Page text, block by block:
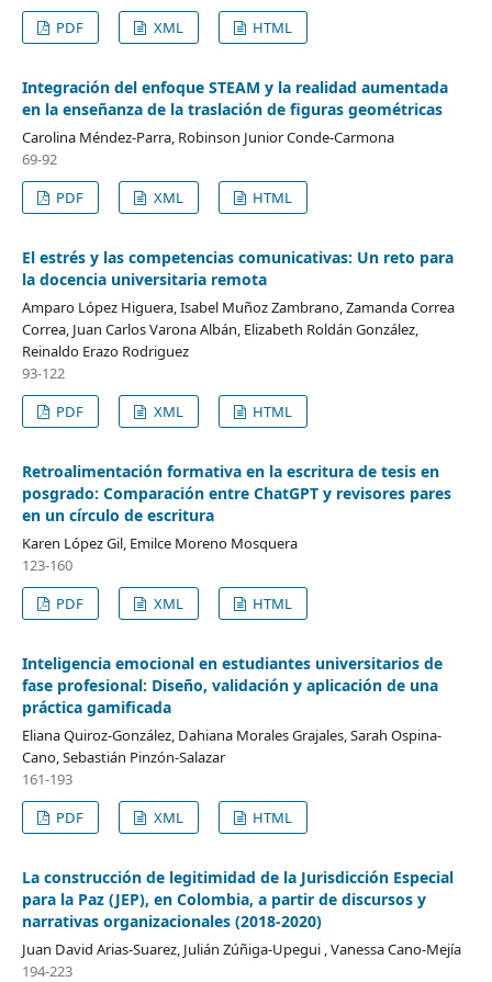
PDF
XML HTML
Integración del enfoque STEAM y la realidad aumentada
en la enseñanza de la traslación de figuras geométricas
Carolina Méndez-Parra, Robinson Junior Conde-Carmona
69-92
PDF
XML HTML
El estrés y las competencias comunicativas: Un reto para
la docencia universitaria remota
Amparo López Higuera, Isabel Muñoz Zambrano, Zamanda Correa
Correa, Juan Carlos Varona Albán, Elizabeth Roldán González,
Reinaldo Erazo Rodriguez
93-122
PDF
XML HTML
Retroalimentación formativa en la escritura de tesis en
posgrado: Comparación entre ChatGPT y revisores pares
en un círculo de escritura
Karen López Gil, Emilce Moreno Mosquera
123-160
PDF
XML HTML
Inteligencia emocional en estudiantes universitarios de
fase profesional: Diseño, validación y aplicación de una
práctica gamificada
Eliana Quiroz-González, Dahiana Morales Grajales, Sarah Ospina-
Cano, Sebastián Pinzón-Salazar
161-193
PDF
XML HTML
La construcción de legitimidad de la Jurisdicción Especial
para la Paz (JEP), en Colombia, a partir de discursos y
narrativas organizacionales (2018-2020)
Juan David Arias-Suarez, Julián Zúñiga-Upegui , Vanessa Cano-Mejía
194-223